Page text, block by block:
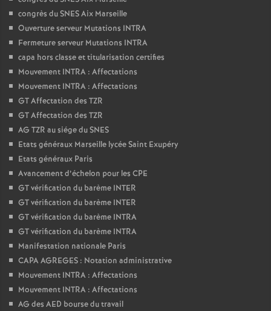
congrès du SNES Aix Marseille
Ouverture serveur Mutations INTRA
Fermeture serveur Mutations INTRA
capa hors classe et titularisation certifies
Mouvement INTRA : Affectations
Mouvement INTRA : Affectations
GT Affectation des TZR
GT Affectation des TZR
AG TZR au siége du SNES
Etats généraux Marseille lycée Saint Exupéry
Etats généraux Paris
Avancement d’échelon pour les CPE
GT vérification du barème INTER
GT vérification du barème INTER
GT vérification du barème INTRA
GT vérification du barème INTRA
Manifestation nationale Paris
CAPA AGREGES : Notation administrative
Mouvement INTRA : Affectations
Mouvement INTRA : Affectations
AG des AED bourse du travail